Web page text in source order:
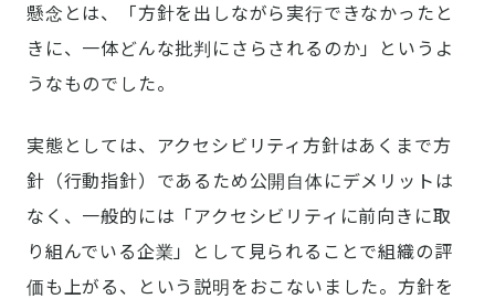
懸念とは、「方針を出しながら実行できなかったと
きに、一体どんな批判にさらされるのか」というよ
うなものでした。
実態としては、アクセシビリティ方針はあくまで方
針（行動指針）であるため公開自体にデメリットは
なく、一般的には「アクセシビリティに前向きに取
り組んでいる企業」として見られることで組織の評
価も上がる、という説明をおこないました。方針を